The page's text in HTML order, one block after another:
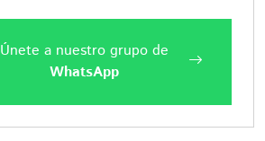
Únete a nuestro grupo de
WhatsApp